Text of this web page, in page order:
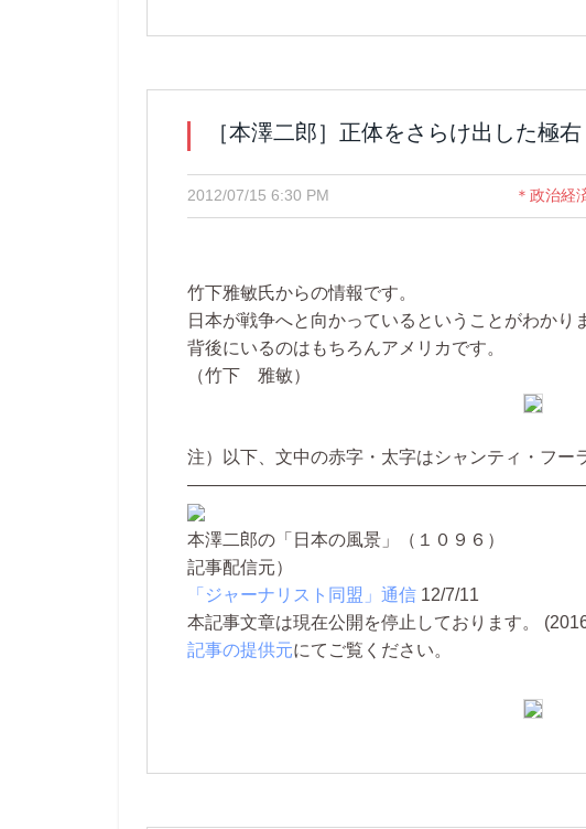
［本澤二郎］正体をさらけ出した極
2012/07/15 6:30 PM ＊政治経
竹下雅敏氏からの情報です。
日本が戦争へと向かっているということがわかり
背後にいるのはもちろんアメリカです。
（竹下 雅敏）
注）以下、文中の赤字・太字はシャンティ・フー
本澤二郎の「日本の風景」（１０９６）
記事配信元）
「ジャーナリスト同盟」通信 12/7/11
本記事文章は現在公開を停止しております。
記事の提供元にてご覧ください。